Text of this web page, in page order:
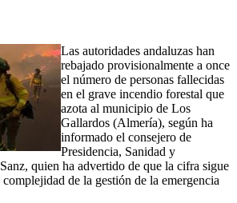
Las autoridades andaluzas han
rebajado provisionalmente a once
el número de personas fallecidas
en el grave incendio forestal que
azota al municipio de Los
Gallardos (Almería), según ha
informado el consejero de
Presidencia, Sanidad y
quien ha advertido de que la cifra sigue
de la gestión de la emergencia